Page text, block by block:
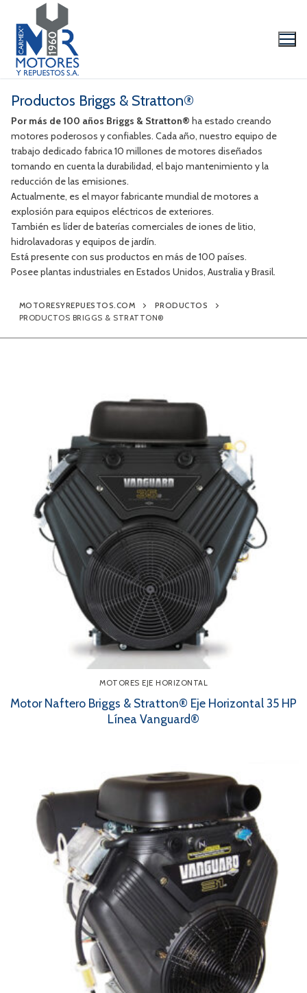
contenido
La Empresa
Productos
Marcas
Videos/Catálogo
Servicio Técnico
Productos Briggs & Stratton®
Por más de 100 años Briggs & Stratton® ha estado creando
motores poderosos y confiables. Cada año, nuestro equipo de
trabajo dedicado fabrica 10 millones de motores diseñados
tomando en cuenta la durabilidad, el bajo mantenimiento y la
reducción de las emisiones.
Actualmente, es el mayor fabricante mundial de motores a
explosión para equipos eléctricos de exteriores.
También es líder de baterías comerciales de iones de litio,
hidrolavadoras y equipos de jardín.
Está presente con sus productos en más de 100 países.
Posee plantas industriales en Estados Unidos, Australia y Brasil.
MOTORESYREPUESTOS.COM
PRODUCTOS
PRODUCTOS BRIGGS & STRATTON®
MOTORES EJE HORIZONTAL
Motor Naftero Briggs & Stratton® Eje Horizontal 35 HP
Línea Vanguard®